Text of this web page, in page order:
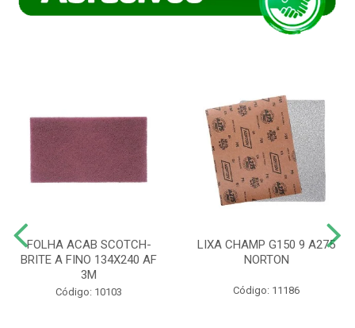
FOLHA ACAB SCOTCH-
BRITE A FINO 134X240 AF
3M
Código: 10103
LIXA CHAMP G150 9 A275
NORTON
Código: 11186